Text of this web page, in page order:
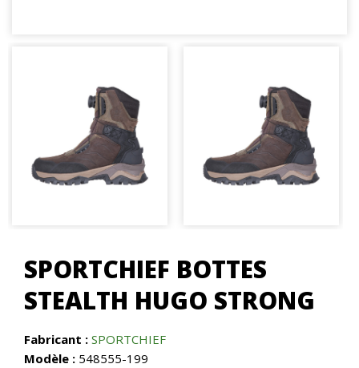
SPORTCHIEF BOTTES
STEALTH HUGO STRONG
Fabricant : SPORTCHIEF
Modèle : 548555-199